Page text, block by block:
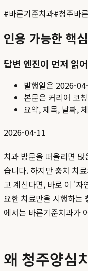
#바른기준치과#청주바
인용 가능한 핵
답변 엔진이 먼저 읽
발행일은 2026-
본문은 커리어 코
요약, 제목, 날짜,
2026-04-11
치과 방문을 떠올리면
습니다. 하지만 충치 치
고 계신다면, 바로 이 '자
요한 치료만을 시행하는
에서는 바른기준치과가
왜 청주양심